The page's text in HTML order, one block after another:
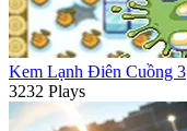
Kem Lạnh Điên Cuồng 3
3232 Plays